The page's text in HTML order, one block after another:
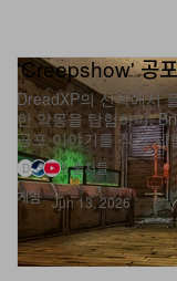
게임
'Creepshow' 공
DreadXP의 신작에서
한 악몽을 탐험하며,
공포 이야기를 직접 체
D
5 출처들
Jun 13, 2026